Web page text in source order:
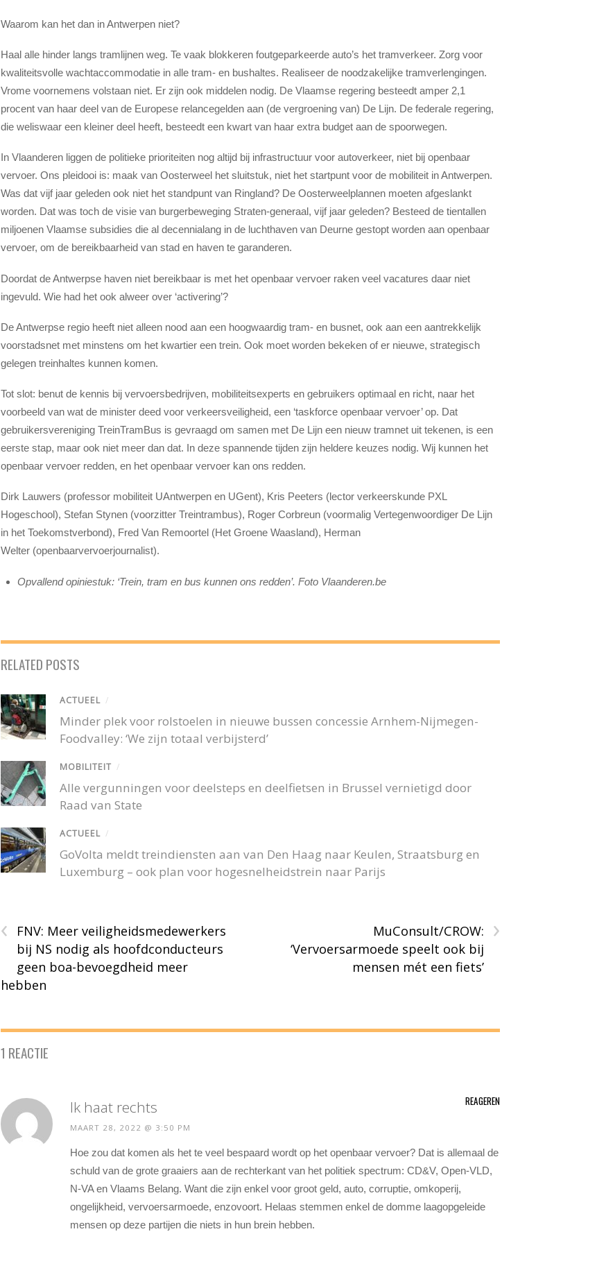
Waarom kan het dan in Antwerpen niet?
Haal alle hinder langs tramlijnen weg. Te vaak blokkeren foutgeparkeerde auto’s het tramverkeer. Zorg voor
kwaliteitsvolle wachtaccommodatie in alle tram- en bushaltes. Realiseer de noodzakelijke tramverlengingen.
Vrome voornemens volstaan niet. Er zijn ook middelen nodig. De Vlaamse regering besteedt amper 2,1
procent van haar deel van de Europese relancegelden aan (de vergroening van) De Lijn. De federale regering,
die weliswaar een kleiner deel heeft, besteedt een kwart van haar extra budget aan de spoorwegen.
In Vlaanderen liggen de politieke prioriteiten nog altijd bij infrastructuur voor autoverkeer, niet bij openbaar
vervoer. Ons pleidooi is: maak van Oosterweel het sluitstuk, niet het startpunt voor de mobiliteit in Antwerpen.
Was dat vijf jaar geleden ook niet het standpunt van Ringland? De Oosterweelplannen moeten afgeslankt
worden. Dat was toch de visie van burgerbeweging Straten-generaal, vijf jaar geleden? Besteed de tientallen
miljoenen Vlaamse subsidies die al decennialang in de luchthaven van Deurne gestopt worden aan openbaar
vervoer, om de bereikbaarheid van stad en haven te garanderen.
Doordat de Antwerpse haven niet bereikbaar is met het openbaar vervoer raken veel vacatures daar niet
ingevuld. Wie had het ook alweer over ‘activering’?
De Antwerpse regio heeft niet alleen nood aan een hoogwaardig tram- en busnet, ook aan een aantrekkelijk
voorstadsnet met minstens om het kwartier een trein. Ook moet worden bekeken of er nieuwe, strategisch
gelegen treinhaltes kunnen komen.
Tot slot: benut de kennis bij vervoersbedrijven, mobiliteitsexperts en gebruikers optimaal en richt, naar het
voorbeeld van wat de minister deed voor verkeersveiligheid, een ‘taskforce openbaar vervoer’ op. Dat
gebruikersvereniging TreinTramBus is gevraagd om samen met De Lijn een nieuw tramnet uit tekenen, is een
eerste stap, maar ook niet meer dan dat. In deze spannende tijden zijn heldere keuzes nodig. Wij kunnen het
openbaar vervoer redden, en het openbaar vervoer kan ons redden.
Dirk Lauwers (professor mobiliteit UAntwerpen en UGent), Kris Peeters (lector verkeerskunde PXL
Hogeschool), Stefan Stynen (voorzitter Treintrambus), Roger Corbreun (voormalig Vertegenwoordiger De Lijn
in het Toekomstverbond), Fred Van Remoortel (Het Groene Waasland), Herman
Welter (openbaarvervoerjournalist).
Opvallend opiniestuk: ‘Trein, tram en bus kunnen ons redden’. Foto Vlaanderen.be
RELATED POSTS
ACTUEEL /
Minder plek voor rolstoelen in nieuwe bussen concessie Arnhem-Nijmegen-
Foodvalley: ‘We zijn totaal verbijsterd’
MOBILITEIT /
Alle vergunningen voor deelsteps en deelfietsen in Brussel vernietigd door
Raad van State
ACTUEEL /
GoVolta meldt treindiensten aan van Den Haag naar Keulen, Straatsburg en
Luxemburg – ook plan voor hogesnelheidstrein naar Parijs
‹
FNV: Meer veiligheidsmedewerkers
bij NS nodig als hoofdconducteurs
geen boa-bevoegdheid meer
hebben
›
MuConsult/CROW:
‘Vervoersarmoede speelt ook bij
mensen mét een fiets’
1 REACTIE
Ik haat rechts
MAART 28, 2022 @ 3:50 PM
Hoe zou dat komen als het te veel bespaard wordt op het openbaar vervoer? Dat is allemaal de
schuld van de grote graaiers aan de rechterkant van het politiek spectrum: CD&V, Open-VLD,
N-VA en Vlaams Belang. Want die zijn enkel voor groot geld, auto, corruptie, omkoperij,
ongelijkheid, vervoersarmoede, enzovoort. Helaas stemmen enkel de domme laagopgeleide
mensen op deze partijen die niets in hun brein hebben.
REAGEREN